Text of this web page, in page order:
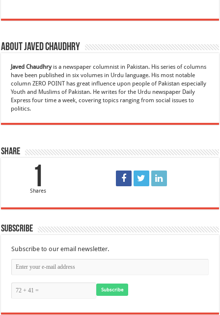
About Javed Chaudhry
Javed Chaudhryis a newspaper columnist in Pakistan. His series of columns
have been published in six volumes in Urdu language. His most notable
column ZERO POINT has great influence upon people of Pakistan especially
Youth and Muslims of Pakistan. He writes for the Urdu newspaper Daily
Express four time a week, covering topics ranging from social issues to
politics.
Share
1
Shares
Subscribe
Subscribe to our email newsletter.
Subscribe